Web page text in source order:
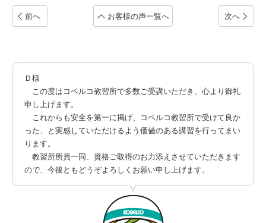
前へ お客様の声一覧へ 次へ
Ｄ様
この度はコベルコ教習所で多数ご受講いただき、心より御礼
申し上げます。
これからも安全を第一に掲げ、コベルコ教習所で受けて良か
った、と実感していただけるよう価値のある講習を行ってまい
ります。
教習所所員一同、資格ご取得のお力添えさせていただきます
ので、今後ともどうぞよろしくお願い申し上げます。